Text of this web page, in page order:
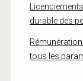
durable des
tous les